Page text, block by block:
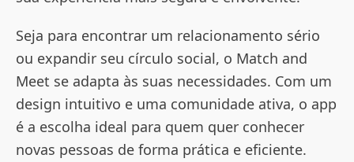
Seja para encontrar um relacionamento sério
ou expandir seu círculo social, o Match and
Meet se adapta às suas necessidades. Com um
design intuitivo e uma comunidade ativa, o app
é a escolha ideal para quem quer conhecer
novas pessoas de forma prática e eficiente.